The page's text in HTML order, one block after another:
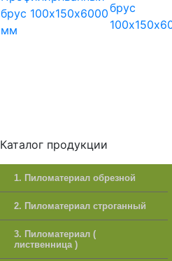
брус
Каталог продукции
1. Пиломатериал обрезной
2. Пиломатериал строганный
3. Пиломатериал (
лиственница )